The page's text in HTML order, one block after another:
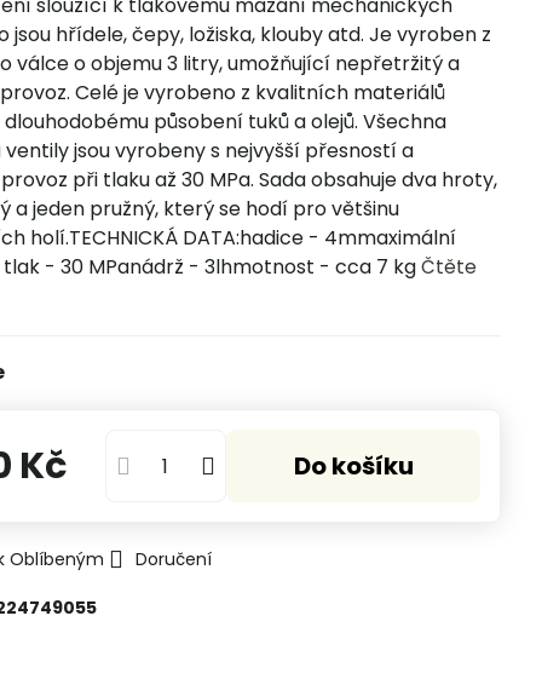
jsou hřídele, čepy, ložiska, klouby atd. Je vyroben z
válce o objemu 3 litry, umožňující nepřetržitý a
Celé je vyrobeno z kvalitních materiálů
působení tuků a olejů. Všechna
jsou vyrobeny s nejvyšší přesností a
při tlaku až 30 MPa. Sada obsahuje dva hroty,
a jeden pružný, který se hodí pro většinu
holí.TECHNICKÁ DATA:hadice - 4mmaximální
- 30 MPanádrž - 3lhmotnost - cca 7 kgČtěte
Kč Do košíku
Oblíbeným
Doručení